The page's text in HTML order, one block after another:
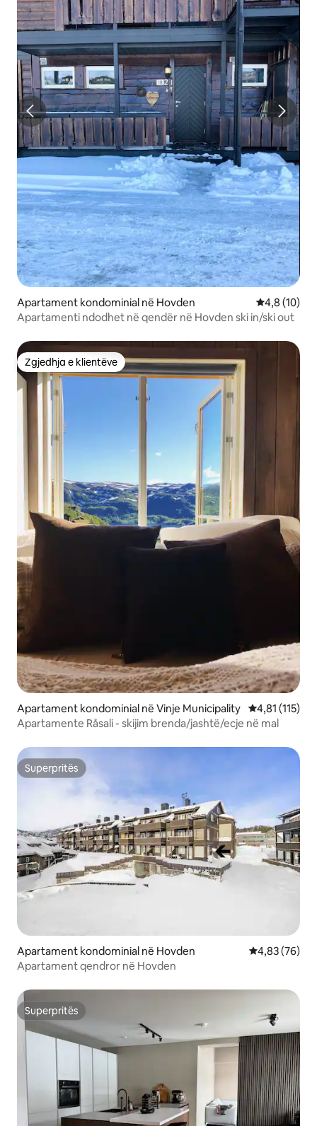
Apartament kondominial në Hovden Vlerësimi
4,8 (10)
Apartamenti ndodhet në qendër në Hovden ski in/ski out
Zgjedhja e klientëve
Zgjedhja e klientëve
Apartament kondominial në Vinje Municipality Vlerësimi
4,81 (115)
Apartamente Råsali - skijim brenda/jashtë/ecje në mal
Superpritës
Superpritës
Apartament kondominial në Hovden Vlerësimi
4,83 (76)
Apartament qendror në Hovden
Superpritës
Superpritës